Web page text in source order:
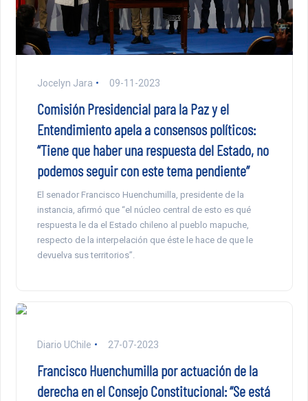
Jocelyn Jara 09-11-2023
Comisión Presidencial para la Paz y el
Entendimiento apela a consensos políticos:
“Tiene que haber una respuesta del Estado, no
podemos seguir con este tema pendiente”
El senador Francisco Huenchumilla, presidente de la
instancia, afirmó que “el núcleo central de esto es qué
respuesta le da el Estado chileno al pueblo mapuche,
respecto de la interpelación que éste le hace de que le
devuelva sus territorios”.
Diario UChile 27-07-2023
Francisco Huenchumilla por actuación de la
derecha en el Consejo Constitucional: “Se está